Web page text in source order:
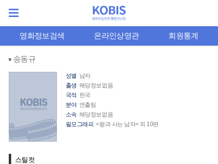
영화정보검색 온라인상영관 회원통계
송동규
성별 남자
출생 해당정보없음
국적 한국
분야 연출팀
소속 해당정보없음
필모그래피 <왕과 사는 남자> 외 10편
스틸컷